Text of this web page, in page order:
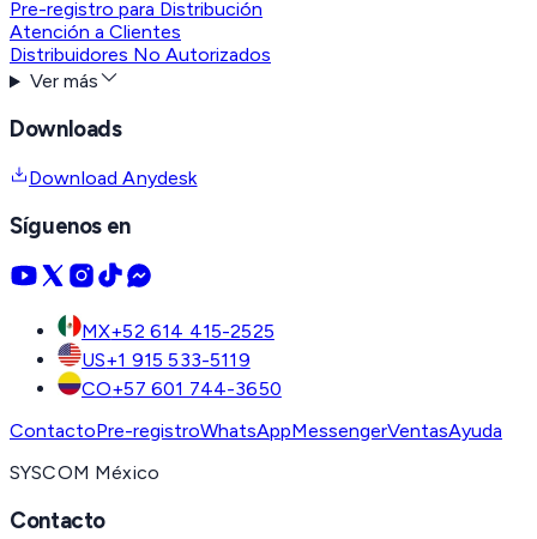
Pre-registro para Distribución
Atención a Clientes
Distribuidores No Autorizados
Ver más
Downloads
Download Anydesk
Síguenos en
MX+52 614 415-2525
US+1 915 533-5119
CO+57 601 744-3650
ContactoPre-registroWhatsAppMessengerVentasAyuda
SYSCOM México
Contacto